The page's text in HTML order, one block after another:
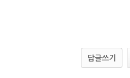
답글쓰기